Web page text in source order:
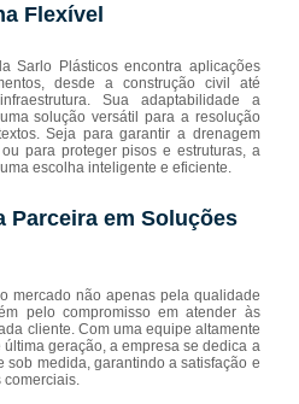
Flexível
Sarlo Plásticos encontra aplicações
desde a construção civil até
Sua adaptabilidade a
solução versátil para a resolução
Seja para garantir a drenagem
para proteger pisos e estruturas, a
escolha inteligente e eficiente.
Parceira em Soluções
mercado não apenas pela qualidade
pelo compromisso em atender às
cliente. Com uma equipe altamente
geração, a empresa se dedica a
sob medida, garantindo a satisfação e